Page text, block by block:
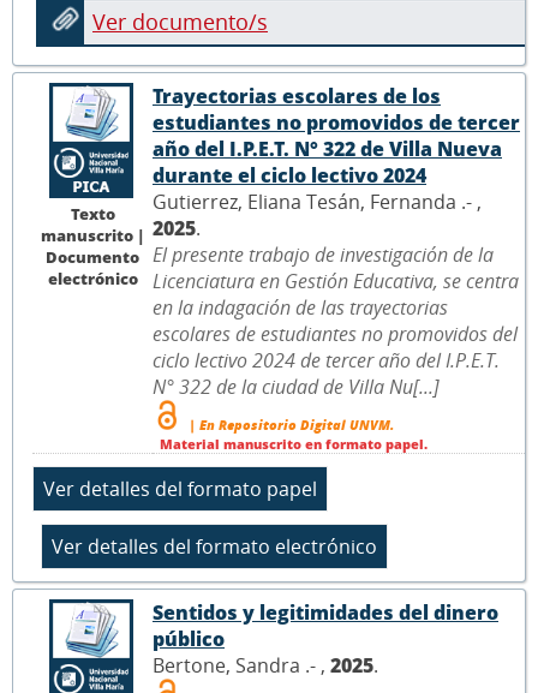
Ver documento/s
Texto
manuscrito |
Documento
electrónico
Trayectorias escolares de los
estudiantes no promovidos de tercer
año del I.P.E.T. N° 322 de Villa Nueva
durante el ciclo lectivo 2024
Gutierrez, Eliana Tesán, Fernanda .- ,
2025.
El presente trabajo de investigación de la
Licenciatura en Gestión Educativa, se centra
en la indagación de las trayectorias
escolares de estudiantes no promovidos del
ciclo lectivo 2024 de tercer año del I.P.E.T.
N° 322 de la ciudad de Villa Nu[...]
| En Repositorio Digital UNVM.
Material manuscrito en formato papel.
Sentidos y legitimidades del dinero
público
Bertone, Sandra .- , 2025.